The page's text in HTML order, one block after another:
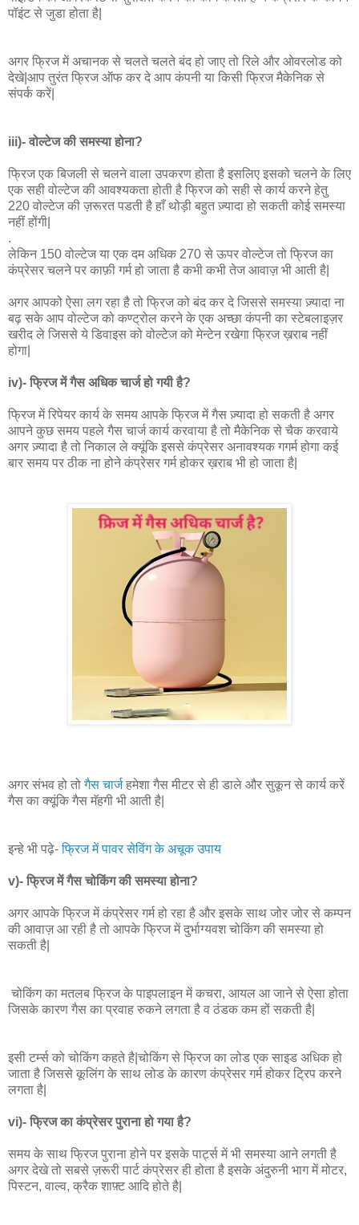
पॉइंट से जुडा होता है|
अगर फ्रिज में अचानक से चलते चलते बंद हो जाए तो रिले और ओवरलोड को
देखे|आप तुरंत फ्रिज ऑफ कर दे आप कंपनी या किसी फ्रिज मैकेनिक से
संपर्क करें|
iii)- वोल्टेज की समस्या होना?
फ्रिज एक बिजली से चलने वाला उपकरण होता है इसलिए इसको चलने के लिए
एक सही वोल्टेज की आवश्यकता होती है फ्रिज को सही से कार्य करने हेतु
220 वोल्टेज की ज़रूरत पडती है हाँ थोड़ी बहुत ज़्यादा हो सकती कोई समस्या
नहीं होंगी|
.
लेकिन 150 वोल्टेज या एक दम अधिक 270 से ऊपर वोल्टेज तो फ्रिज का
कंप्रेसर चलने पर काफ़ी गर्म हो जाता है कभी कभी तेज आवाज़ भी आती है|
अगर आपको ऐसा लग रहा है तो फ्रिज को बंद कर दे जिससे समस्या ज़्यादा ना
बढ़ सके आप वोल्टेज को कण्ट्रोल करने के एक अच्छा कंपनी का स्टेबलाइज़र
खरीद ले जिससे ये डिवाइस को वोल्टेज को मेन्टेन रखेगा फ्रिज ख़राब नहीं
होगा|
iv)- फ्रिज में गैस अधिक चार्ज हो गयी है?
फ्रिज में रिपेयर कार्य के समय आपके फ्रिज में गैस ज़्यादा हो सकती है अगर
आपने कुछ समय पहले गैस चार्ज कार्य करवाया है तो मैकेनिक से चैक करवाये
अगर ज़्यादा है तो निकाल ले क्यूंकि इससे कंप्रेसर अनावश्यक गगर्म होगा कई
बार समय पर ठीक ना होने कंप्रेसर गर्म होकर ख़राब भी हो जाता है|
अगर संभव हो तोगैस चार्जहमेशा गैस मीटर से ही डाले और सुकून से कार्य करें
गैस का क्यूंकि गैस मॅहगी भी आती है|
इन्हे भी पढ़े-फ्रिज में पावर सेविंग के अचूक उपाय
v)- फ्रिज में गैस चोकिंग की समस्या होना?
अगर आपके फ्रिज में कंप्रेसर गर्म हो रहा है और इसके साथ जोर जोर से कम्पन
की आवाज़ आ रही है तो आपके फ्रिज में दुर्भाग्यवश चोकिंग की समस्या हो
सकती है|
चोकिंग का मतलब फ्रिज के पाइपलाइन में कचरा, आयल आ जाने से ऐसा होता
जिसके कारण गैस का प्रवाह रुकने लगता है व ठंडक कम हों सकती है|
इसी टर्म्स को चोकिंग कहते है|चोकिंग से फ्रिज का लोड एक साइड अधिक हो
जाता है जिससे कूलिंग के साथ लोड के कारण कंप्रेसर गर्म होकर ट्रिप करने
लगता है|
vi)- फ्रिज का कंप्रेसर पुराना हो गया है?
समय के साथ फ्रिज पुराना होने पर इसके पार्ट्स में भी समस्या आने लगती है
अगर देखे तो सबसे ज़रूरी पार्ट कंप्रेसर ही होता है इसके अंदुरुनी भाग में मोटर,
पिस्टन, वाल्व, क्रैक शाफ़्ट आदि होते है|